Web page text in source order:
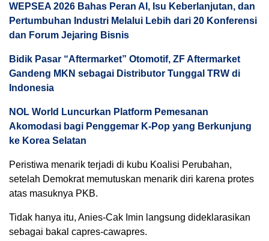
WEPSEA 2026 Bahas Peran AI, Isu Keberlanjutan, dan
Pertumbuhan Industri Melalui Lebih dari 20 Konferensi
dan Forum Jejaring Bisnis
Bidik Pasar “Aftermarket” Otomotif, ZF Aftermarket
Gandeng MKN sebagai Distributor Tunggal TRW di
Indonesia
NOL World Luncurkan Platform Pemesanan
Akomodasi bagi Penggemar K-Pop yang Berkunjung
ke Korea Selatan
Peristiwa menarik terjadi di kubu Koalisi Perubahan,
setelah Demokrat memutuskan menarik diri karena protes
atas masuknya PKB.
Tidak hanya itu, Anies-Cak Imin langsung dideklarasikan
sebagai bakal capres-cawapres.